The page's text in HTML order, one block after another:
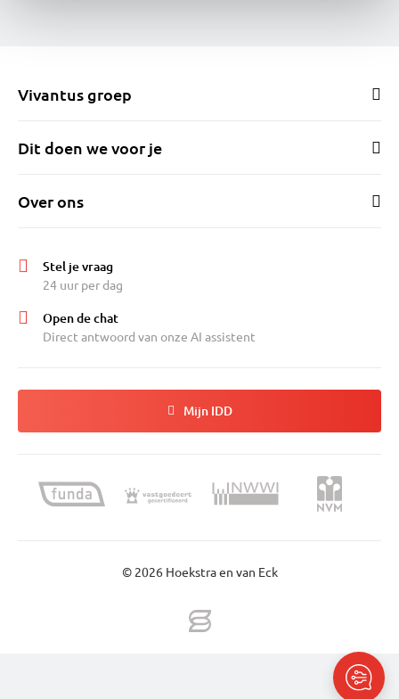
Vivantus groep
Dit doen we voor je
Over ons
Stel je vraag
24 uur per dag
Open de chat
Direct antwoord van onze AI assistent
Mijn IDD
© 2026 Hoekstra en van Eck